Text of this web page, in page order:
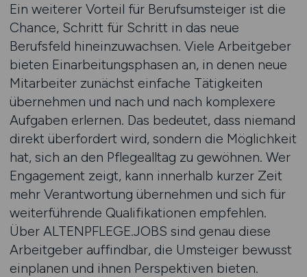
Ein weiterer Vorteil für Berufsumsteiger ist die
Chance, Schritt für Schritt in das neue
Berufsfeld hineinzuwachsen. Viele Arbeitgeber
bieten Einarbeitungsphasen an, in denen neue
Mitarbeiter zunächst einfache Tätigkeiten
übernehmen und nach und nach komplexere
Aufgaben erlernen. Das bedeutet, dass niemand
direkt überfordert wird, sondern die Möglichkeit
hat, sich an den Pflegealltag zu gewöhnen. Wer
Engagement zeigt, kann innerhalb kurzer Zeit
mehr Verantwortung übernehmen und sich für
weiterführende Qualifikationen empfehlen.
Über ALTENPFLEGE.JOBS sind genau diese
Arbeitgeber auffindbar, die Umsteiger bewusst
einplanen und ihnen Perspektiven bieten.